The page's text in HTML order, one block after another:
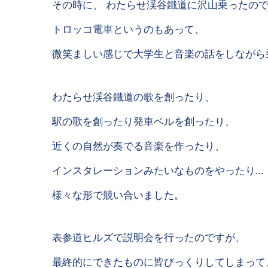
その時に、 わたらせ渓谷鐵道に沢山乗ったので
トロッコ電車というのもあって、
微笑ましい感じで大学生と音楽の話をしながら
わたらせ渓谷鐵道の歌を創ったり、
駅の歌を創ったり発車ベルを創ったり、
近くの自然が奏でる音楽を作ったり、
インスタレーションみたいなものをやったり…
様々な形で競い合いました。
表参道ヒルズで説明会を行ったのですが、
最終的にできたものに皆びっくりしてしまって、